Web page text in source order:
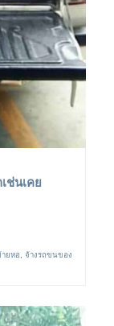
ช่นเคย
ยหอ
จ้างรถขนของ